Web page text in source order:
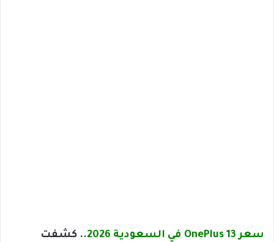
سعر OnePlus 13 في السعودية 2026
.. كشفت